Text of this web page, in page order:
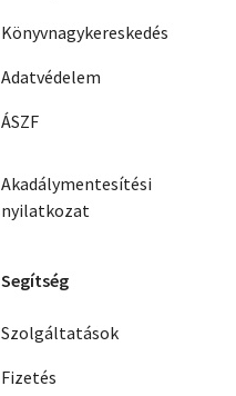
Könyvnagykereskedés
Adatvédelem
ÁSZF
Akadálymentesítési
nyilatkozat
Segítség
Szolgáltatások
Fizetés